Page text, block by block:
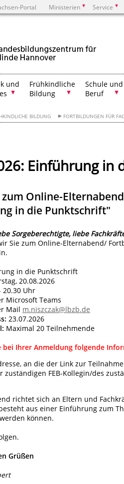
Portal Ministerien Service
und
Frühkindliche
Bildung
Schule und
Beruf
BILDUNG FORTBILDUNGEN FÜR
Einführung in
zum Online-
in die Punktschrift"
Sorgeberechtigte, liebe
Sie zum Online-Elternabend/
in die Punktschrift
20.08.2026
20.30 Uhr
Microsoft Teams
Mail m.niszczak@lbzb.de
23.07.2026
Maximal 20 Teilnehmende
bei Ihrer Anmeldung folgende
an die der Link zur
zuständigen FEB-Kollegin/des
richtet sich an Eltern und
aus einer Einführung zum
können.
Grüßen